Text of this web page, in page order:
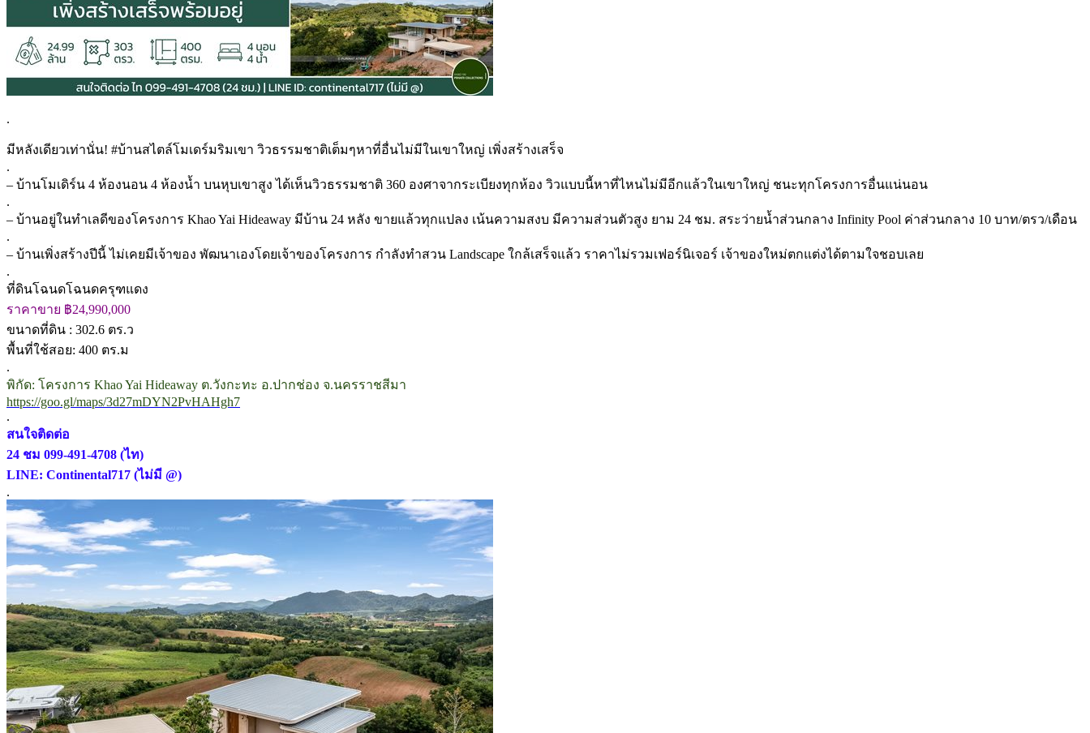
.
มีหลังเดียวเท่านั่น! #บ้านสไตล์โมเดร์มริมเขา วิวธรรมชาติเต็มๆหาที่อื่นไม่มีในเขาใหญ่ เพิ่งสร้างเสร็จ
.
– บ้านโมเดิร์น 4 ห้องนอน 4 ห้องน้ำ บนหุบเขาสูง ได้เห็นวิวธรรมชาติ 360 องศาจากระเบียงทุกห้อง วิวแบบนี้หาที่ไหนไม่มีอีกแล้วในเขาใหญ่ ชนะทุกโครงการอื่นแน่นอน
.
– บ้านอยู่ในทำเลดีของโครงการ Khao Yai Hideaway มีบ้าน 24 หลัง ขายแล้วทุกแปลง เน้นความสงบ มีความส่วนตัวสูง ยาม 24 ชม. สระว่ายน้ำส่วนกลาง Infinity Pool ค่าส่วนกลาง 10 บาท/ตรว/เดือน
.
– บ้านเพิ่งสร้างปีนี้ ไม่เคยมีเจ้าของ พัฒนาเองโดยเจ้าของโครงการ กำลังทำสวน Landscape ใกล้เสร็จแล้ว ราคาไม่รวมเฟอร์นิเจอร์ เจ้าของใหม่ตกแต่งได้ตามใจชอบเลย
.
ที่ดินโฉนดโฉนดครุฑแดง
ราคาขาย ฿24,990,000
ขนาดที่ดิน : 302.6 ตร.ว
พื้นที่ใช้สอย: 400 ตร.ม
.
พิกัด: โครงการ Khao Yai Hideaway ต.วังกะทะ อ.ปากช่อง จ.นครราชสีมา
https://goo.gl/maps/3d27mDYN2PvHAHgh7
.
สนใจติดต่อ
24 ชม 099-491-4708 (ไท)
LINE: Continental717 (ไม่มี @)
.